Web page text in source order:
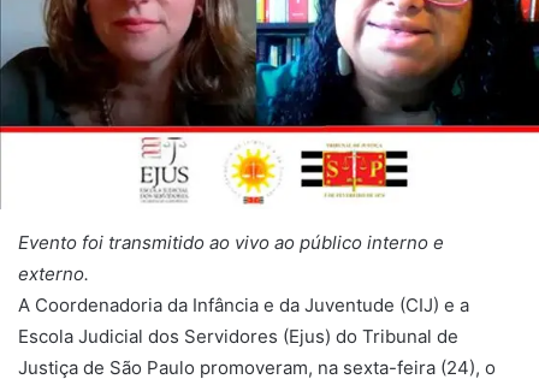
Evento foi transmitido ao vivo ao público interno e
externo.
A Coordenadoria da Infância e da Juventude (CIJ) e a
Escola Judicial dos Servidores (Ejus) do Tribunal de
Justiça de São Paulo promoveram, na sexta-feira (24), o